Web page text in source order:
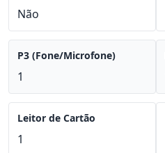
Não
P3 (Fone/Microfone)
1
Leitor de Cartão
1